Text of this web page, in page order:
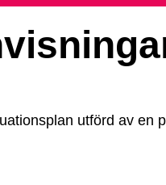
utförd av en